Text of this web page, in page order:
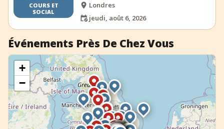
COURS ET
SOCIAL
Londres
jeudi, août 6, 2026
Événements Près De Chez Vous
+
−